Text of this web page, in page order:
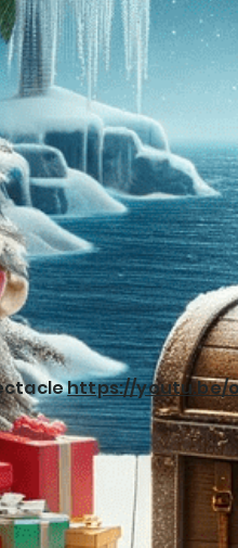
https://youtu.be/